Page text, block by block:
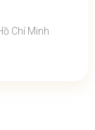
Chí Minh